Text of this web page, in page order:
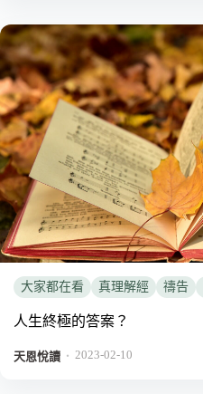
大家都在看 真理解經 禱告
人生終極的答案？
天恩悅讀 ． 2023-02-10